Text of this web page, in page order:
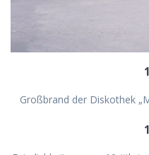
Großbrand der Diskothek